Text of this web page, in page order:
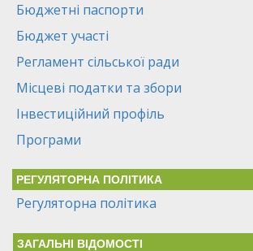
Бюджетні паспорти
Бюджет участі
Регламент сільської ради
Місцеві податки та збори
Інвестиційний профіль
Програми
РЕГУЛЯТОРНА ПОЛІТИКА
Регуляторна політика
ЗАГАЛЬНІ ВІДОМОСТІ